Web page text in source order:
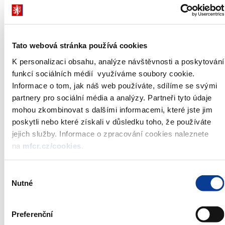
Tato webová stránka používá cookies
K personalizaci obsahu, analýze návštěvnosti a poskytování
funkcí sociálních médií využíváme soubory cookie.
Informace o tom, jak náš web používáte, sdílíme se svými
partnery pro sociální média a analýzy. Partneři tyto údaje
mohou zkombinovat s dalšími informacemi, které jste jim
poskytli nebo které získali v důsledku toho, že používáte
jejich služby. Informace o zpracování cookies naleznete
na mfcr.cz/cookies
souhlasu
Nutné
Preferenční
Compliance Act
zákon č. 353/2003
daních, ve znění
a další související
zákony
17. MF
Návrh zákona,
kterým se mění
zákon č. 256/2004
Sb., o podnikání
na kapitálovém trhu,
ve znění pozdějších
18. MF
Návrh zákona,
z nemovitých věcí, ve
Věcný záměr zákona